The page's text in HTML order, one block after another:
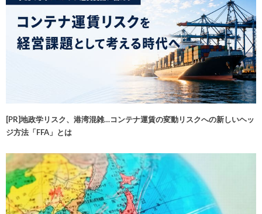
[PR]地政学リスク、港湾混雑…コンテナ運賃の変動リスクへの新しいヘッ
ジ方法「FFA」とは